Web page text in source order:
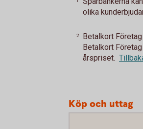
olika
2
Betalkort
Betalkort
årspriset.
Köp och uttag